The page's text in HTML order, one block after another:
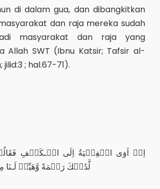
di dalam gua, dan dibangkitkan
dan raja mereka sudah
masyarakat dan raja yang
Allah SWT (Ibnu Katsir; Tafsir al-
; hal.67-71).
اِذۡ اَوَى الۡفِتۡيَةُ اِلَى الۡـكَهۡفِ
لَّدُنۡكَ رَحۡمَةً وَّهَيِّئۡ لَـنَا